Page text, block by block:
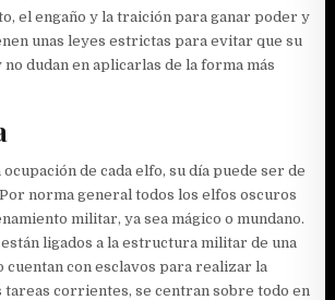
el engaño y la traición para ganar poder y
unas leyes estrictas para evitar que su
dudan en aplicarlas de la forma más
de cada elfo, su día puede ser de
norma general todos los elfos oscuros
militar, ya sea mágico o mundano.
ligados a la estructura militar de una
cuentan con esclavos para realizar la
tareas corrientes, se centran sobre todo en